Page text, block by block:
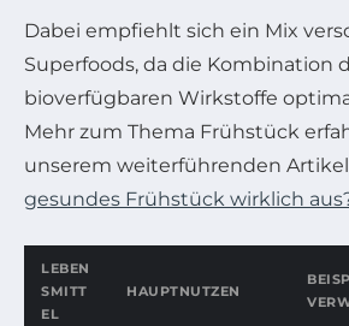
Dabei empfiehlt sich ein Mix
Superfoods, da die Kombination
bioverfügbaren Wirkstoffe
Mehr zum Thema Frühstück
unserem weiterführenden
gesundes Frühstück wirklich
LEBEN
SMITT
EL
HAUPTNUTZEN